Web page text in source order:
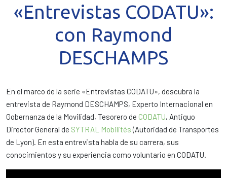
«Entrevistas CODATU»:
con Raymond
DESCHAMPS
En el marco de la serie «Entrevistas CODATU», descubra la
entrevista de Raymond DESCHAMPS, Experto Internacional en
Gobernanza de la Movilidad, Tesorero de CODATU, Antiguo
Director General de SYTRAL Mobilités(Autoridad de Transportes
de Lyon). En esta entrevista habla de su carrera, sus
conocimientos y su experiencia como voluntario en CODATU.